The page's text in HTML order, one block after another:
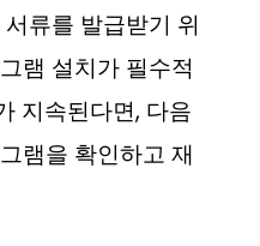
류를 발급받기 위
램 설치가 필수적
지속된다면, 다음
램을 확인하고 재